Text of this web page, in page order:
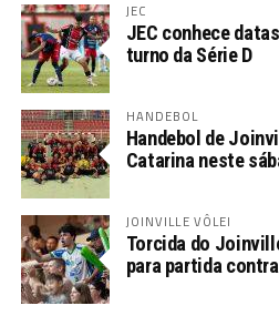
JEC
JEC conhece
turno da Série D
HANDEBOL
Handebol de
Catarina neste
JOINVILLE VÔLEI
Torcida do
para partida